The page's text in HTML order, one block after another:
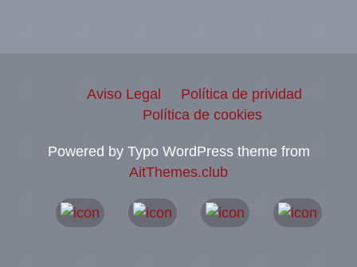
Aviso Legal
Política de prividad
Política de cookies
Powered by Typo WordPress theme from
AitThemes.club